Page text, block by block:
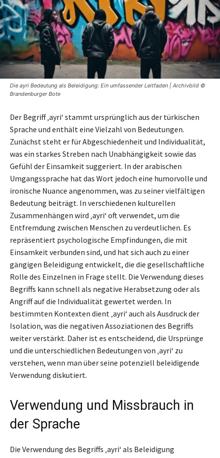
Die ayri Bedeutung als Beleidigung: Ein umfassender Leitfaden | Archivbild ©
Brandenburger Bote
Der Begriff ‚ayri‘ stammt ursprünglich aus der türkischen
Sprache und enthält eine Vielzahl von Bedeutungen.
Zunächst steht er für Abgeschiedenheit und Individualität,
was ein starkes Streben nach Unabhängigkeit sowie das
Gefühl der Einsamkeit suggeriert. In der arabischen
Umgangssprache hat das Wort jedoch eine humorvolle und
ironische Nuance angenommen, was zu seiner vielfältigen
Bedeutung beiträgt. In verschiedenen kulturellen
Zusammenhängen wird ‚ayri‘ oft verwendet, um die
Entfremdung zwischen Menschen zu verdeutlichen. Es
repräsentiert psychologische Empfindungen, die mit
Einsamkeit verbunden sind, und hat sich auch zu einer
gängigen Beleidigung entwickelt, die die gesellschaftliche
Rolle des Einzelnen in Frage stellt. Die Verwendung dieses
Begriffs kann schnell als negative Herabsetzung oder als
Angriff auf die Individualität gewertet werden. In
bestimmten Kontexten dient ‚ayri‘ auch als Ausdruck der
Isolation, was die negativen Assoziationen des Begriffs
weiter verstärkt. Daher ist es entscheidend, die Ursprünge
und die unterschiedlichen Bedeutungen von ‚ayri‘ zu
verstehen, wenn man über seine potenziell beleidigende
Verwendung diskutiert.
Verwendung und Missbrauch in
der Sprache
Die Verwendung des Begriffs ‚ayri‘ als Beleidigung